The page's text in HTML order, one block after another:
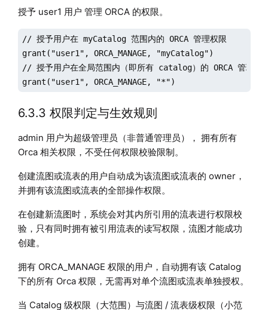
授予 user1 用户 管理 ORCA 的权限。
// 授予用户在 myCatalog 范围内的 ORCA 管理权限
grant("user1", ORCA_MANAGE, "myCatalog")
// 授予用户在全局范围内（即所有 catalog）的 ORCA 管理权
grant("user1", ORCA_MANAGE, "*")
6.3.3 权限判定与生效规则
admin 用户为超级管理员（非普通管理员）， 拥有所有
Orca 相关权限，不受任何权限校验限制。
创建流图或流表的用户自动成为该流图或流表的 owner，
并拥有该流图或流表的全部操作权限。
在创建新流图时，系统会对其内所引用的流表进行权限校
验，只有同时拥有被引用流表的读写权限，流图才能成功
创建。
拥有 ORCA_MANAGE 权限的用户，自动拥有该 Catalog
下的所有 Orca 权限，无需再对单个流图或流表单独授权。
当 Catalog 级权限（大范围）与流图 / 流表级权限（小范